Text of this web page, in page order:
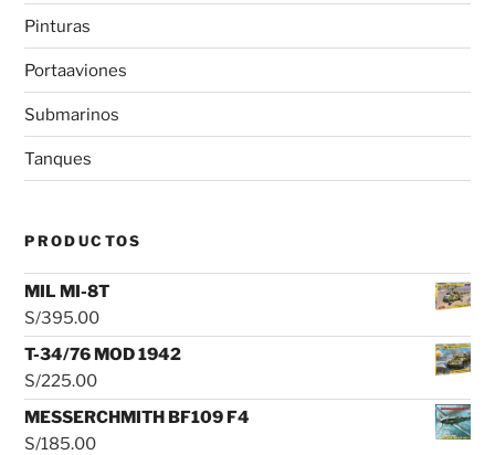
Pinturas
Portaaviones
Submarinos
Tanques
PRODUCTOS
MIL MI-8T
S/395.00
T-34/76 MOD 1942
S/225.00
MESSERCHMITH BF109 F4
S/185.00